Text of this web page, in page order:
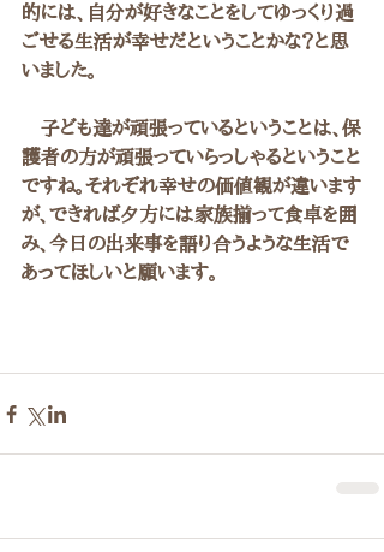
的には、自分が好きなことをしてゆっくり過
ごせる生活が幸せだということかな？と思
いました。
子ども達が頑張っているということは、保
護者の方が頑張っていらっしゃるということ
ですね。それぞれ幸せの価値観が違います
が、できれば夕方には家族揃って食卓を囲
み、今日の出来事を語り合うような生活で
あってほしいと願います。